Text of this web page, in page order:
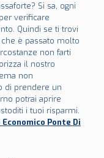
Si sa, ogni
verificare
Quindi se ti trovi
è passato molto
non farti
il nostro
non
di prendere un
potrai aprire
i tuoi risparmi.
Economico Ponte Di